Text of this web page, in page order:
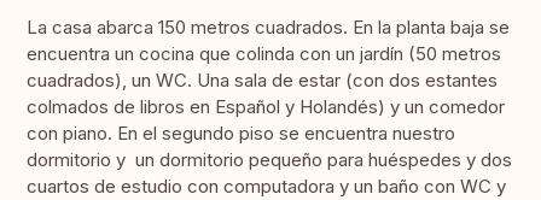
La casa abarca 150 metros cuadrados. En la planta baja se
encuentra un cocina que colinda con un jardín (50 metros
cuadrados), un WC. Una sala de estar (con dos estantes
colmados de libros en Español y Holandés) y un comedor
con piano. En el segundo piso se encuentra nuestro
dormitorio y un dormitorio pequeño para huéspedes y dos
cuartos de estudio con computadora y un baño con WC y